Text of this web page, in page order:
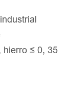
hierro ≤ 0, 35